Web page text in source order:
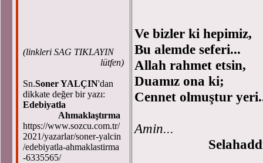
(linkleri SAG TIKLAYIN
lütfen)
Sn.Soner YALÇIN'dan
dikkate değer bir yazı:
Edebiyatla
Ahmaklaştırma
https://www.sozcu.com.tr/
2021/yazarlar/soner-yalcin
/edebiyatla-ahmaklastirma
-6335565/
Ve bizler ki hepimiz,
Bu alemde seferi...
Allah rahmet etsin,
Duamız ona ki;
Cennet olmuştur
Amin...
Selahaddin